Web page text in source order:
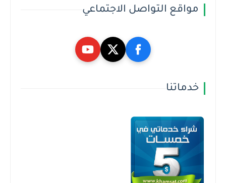
مواقع التواصل الاجتماعي
خدماتنا